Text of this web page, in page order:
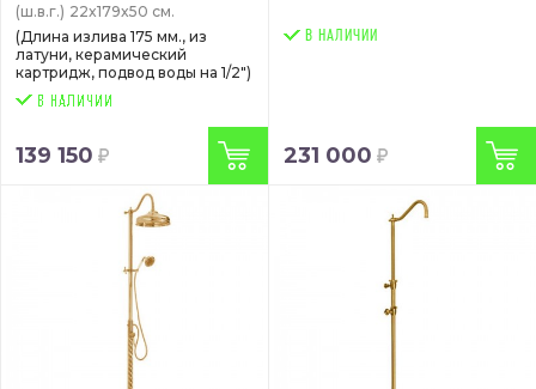
(ш.в.г.) 22x179x50 см.
(Длина излива 175 мм., из
латуни, керамический
картридж, подвод воды на 1/2")
139 150
В НАЛИЧИИ
231 000